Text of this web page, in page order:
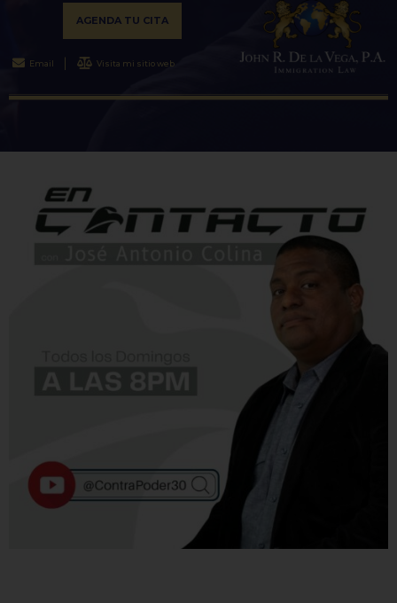
AGENDA TU CITA
Email Visita mi sitio web